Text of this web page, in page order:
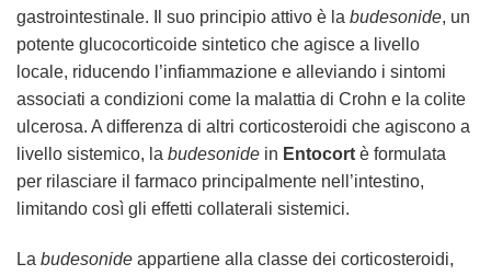
gastrointestinale. Il suo principio attivo è la budesonide, un
potente glucocorticoide sintetico che agisce a livello
locale, riducendo l’infiammazione e alleviando i sintomi
associati a condizioni come la malattia di Crohn e la colite
ulcerosa. A differenza di altri corticosteroidi che agiscono a
livello sistemico, la budesonide in Entocort è formulata
per rilasciare il farmaco principalmente nell’intestino,
limitando così gli effetti collaterali sistemici.
La budesonide appartiene alla classe dei corticosteroidi,